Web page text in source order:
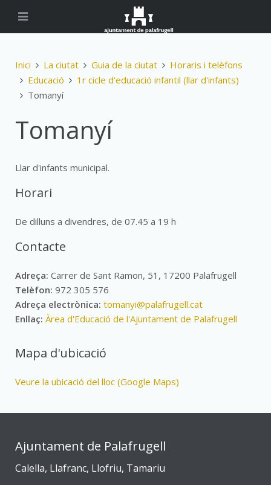
Inici La ciutat Guia de la ciutat
Horaris i telèfons
Educació
1r cicle d'educació infantil (llar d'infants)
Tomanyí
Tomanyí
Llar d'infants municipal.
Horari
De dilluns a divendres, de 07.45 a 19 h
Contacte
Adreça: Carrer de Sant Ramon, 51, 17200 Palafrugell
Telèfon: 972 305 576
Adreça electrònica: tomanyi@palafrugell.cat
Enllaç: Àrea d'Educació de l'Ajuntament de Palafrugell
Mapa d'ubicació
Veure la ubicació del lloc (Google Maps)
Ajuntament de Palafrugell
Calella, Llafranc, Llofriu, Tamariu